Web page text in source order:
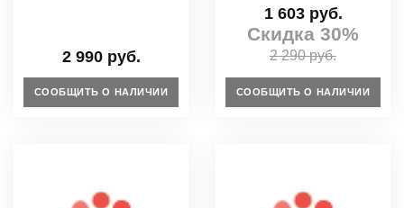
2 990 руб.
СООБЩИТЬ О НАЛИЧИИ
1 603 руб.
Скидка 30%
2 290 руб.
СООБЩИТЬ О НАЛИЧИИ